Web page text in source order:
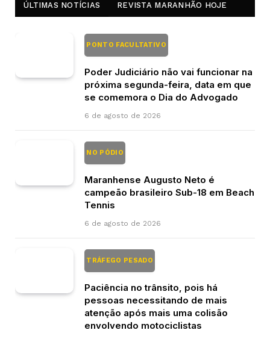
ÚLTIMAS NOTÍCIAS REVISTA MARANHÃO HOJE
PONTO FACULTATIVO
Poder Judiciário não vai funcionar na
próxima segunda-feira, data em que
se comemora o Dia do Advogado
6 de agosto de 2026
NO PÓDIO
Maranhense Augusto Neto é
campeão brasileiro Sub-18 em Beach
Tennis
6 de agosto de 2026
TRÁFEGO PESADO
Paciência no trânsito, pois há
pessoas necessitando de mais
atenção após mais uma colisão
envolvendo motociclistas